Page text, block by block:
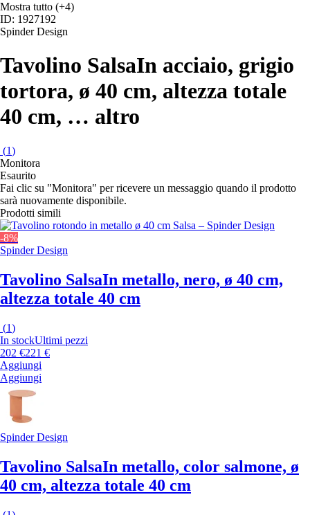
Mostra tutto (+4)
ID: 1927192
Spinder Design
Tavolino SalsaIn acciaio, grigio
tortora, ø 40 cm, altezza totale
40 cm, … altro
(1)
Monitora
Esaurito
Fai clic su "Monitora" per ricevere un messaggio quando il prodotto
sarà nuovamente disponibile.
Prodotti simili
-8%
Spinder Design
Tavolino SalsaIn metallo, nero, ø 40 cm,
altezza totale 40 cm
(1)
In stockUltimi pezzi
202 €221 €
Aggiungi
Aggiungi
Spinder Design
Tavolino SalsaIn metallo, color salmone, ø
40 cm, altezza totale 40 cm